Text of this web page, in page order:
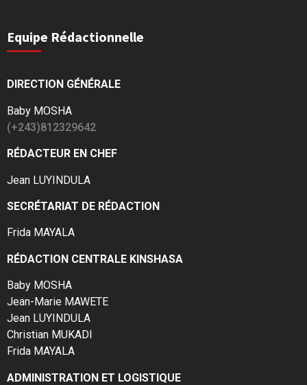
Equipe Rédactionnelle
DIRECTION GÉNÉRALE
Baby MOSHA
(+243)812329642
RÉDACTEUR EN CHEF
Jean LUYINDULA
SECRÉTARIAT DE RÉDACTION
Frida MAYALA
RÉDACTION CENTRALE KINSHASA
Baby MOSHA
Jean-Marie MAWETE
Jean LUYINDULA
Christian MUKADI
Frida MAYALA
ADMINISTRATION ET LOGISTIQUE